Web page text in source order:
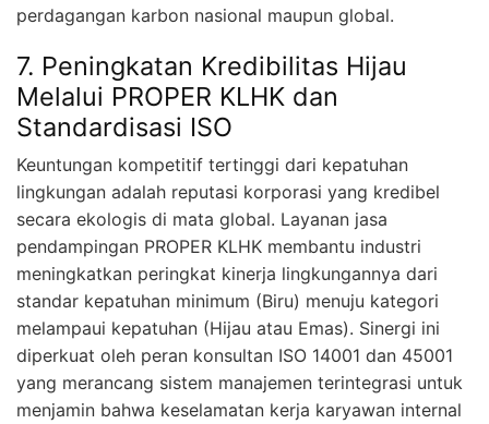
perdagangan karbon nasional maupun global.
7. Peningkatan Kredibilitas Hijau
Melalui PROPER KLHK dan
Standardisasi ISO
Keuntungan kompetitif tertinggi dari kepatuhan
lingkungan adalah reputasi korporasi yang kredibel
secara ekologis di mata global. Layanan jasa
pendampingan PROPER KLHK membantu industri
meningkatkan peringkat kinerja lingkungannya dari
standar kepatuhan minimum (Biru) menuju kategori
melampaui kepatuhan (Hijau atau Emas). Sinergi ini
diperkuat oleh peran konsultan ISO 14001 dan 45001
yang merancang sistem manajemen terintegrasi untuk
menjamin bahwa keselamatan kerja karyawan internal